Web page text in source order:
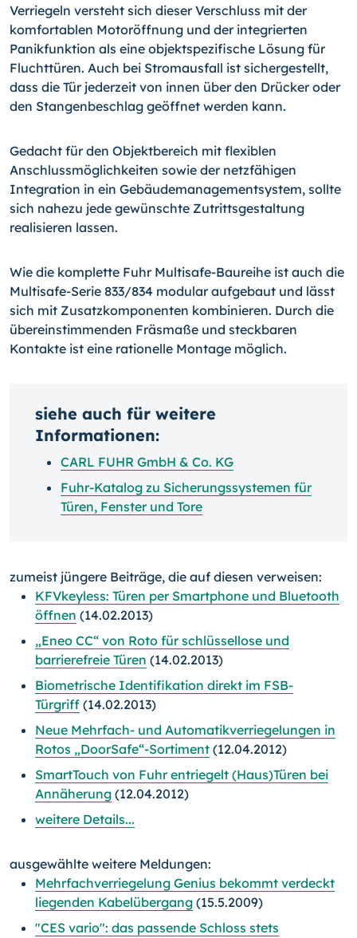
Verriegeln versteht sich dieser Verschluss mit der
komfortablen Motoröffnung und der integrierten
Panikfunktion als eine objektspezifische Lösung für
Fluchttüren. Auch bei Stromausfall ist sichergestellt,
dass die Tür jederzeit von innen über den Drücker oder
den Stangenbeschlag geöffnet werden kann.
Gedacht für den Objektbereich mit flexiblen
Anschlussmöglichkeiten sowie der netzfähigen
Integration in ein Gebäudemanagementsystem, sollte
sich nahezu jede gewünschte Zutrittsgestaltung
realisieren lassen.
Wie die komplette Fuhr Multisafe-Baureihe ist auch die
Multisafe-Serie 833/834 modular aufgebaut und lässt
sich mit Zusatzkomponenten kombinieren. Durch die
übereinstimmenden Fräsmaße und steckbaren
Kontakte ist eine rationelle Montage möglich.
siehe auch für weitere
Informationen:
CARL FUHR GmbH & Co. KG
Fuhr-Katalog zu Sicherungssystemen für
Türen, Fenster und Tore
zumeist jüngere Beiträge, die auf diesen verweisen:
KFVkeyless: Türen per Smartphone und Bluetooth
öffnen (14.02.2013)
„Eneo CC“ von Roto für schlüssellose und
barrierefreie Türen (14.02.2013)
Biometrische Identifikation direkt im FSB-
Türgriff (14.02.2013)
Neue Mehrfach- und Automatikverriegelungen in
Rotos „DoorSafe“-Sortiment (12.04.2012)
SmartTouch von Fuhr entriegelt (Haus)Türen bei
Annäherung (12.04.2012)
weitere Details...
ausgewählte weitere Meldungen:
Mehrfachverriegelung Genius bekommt verdeckt
liegenden Kabelübergang (15.5.2009)
"CES vario": das passende Schloss stets